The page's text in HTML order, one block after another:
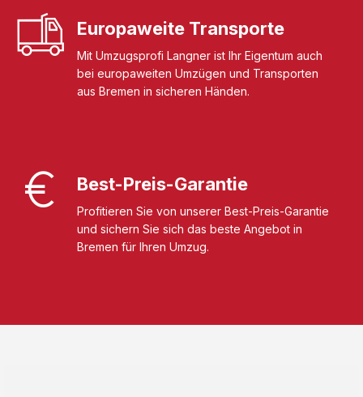
Europaweite Transporte
Mit Umzugsprofi Langner ist Ihr Eigentum auch
bei europaweiten Umzügen und Transporten
aus Bremen in sicheren Händen.
Best-Preis-Garantie
Profitieren Sie von unserer Best-Preis-Garantie
und sichern Sie sich das beste Angebot in
Bremen für Ihren Umzug.